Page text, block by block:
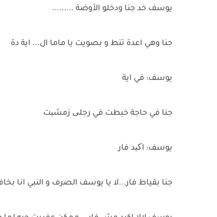
يوسف خد جنا ودخلو الأوضة .........
جنا وهي اعدة تنط و بصويت يا ماما ال... اية دة
يوسف: في اية
جنا في حاجة خبطت في رجلی زمشیت
يوسف: اکید فار
جنا بقياط فار...لا يا يوسف الصرف و النبي انا